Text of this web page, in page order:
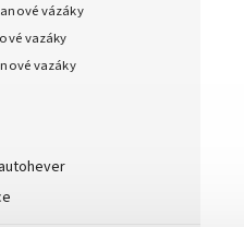
vázáky
vazáky
vazáky